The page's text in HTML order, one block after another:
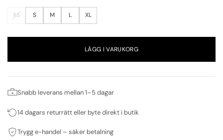
XS S M L XL
LÄGG I VARUKORG
Snabb leverans mellan 1–5 dagar
14 dagars returrätt eller byte direkt i butik
Trygg e-handel – säker betalning